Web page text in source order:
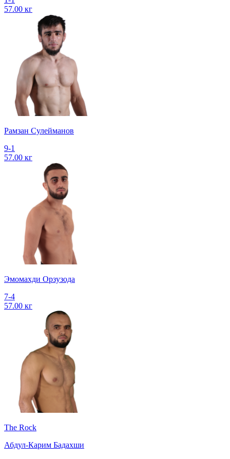
57.00 кг
Рамзан Сулейманов
9-1
57.00 кг
Эмомахди Орзузода
7-4
57.00 кг
The Rock
Абдул-Карим Бадахши